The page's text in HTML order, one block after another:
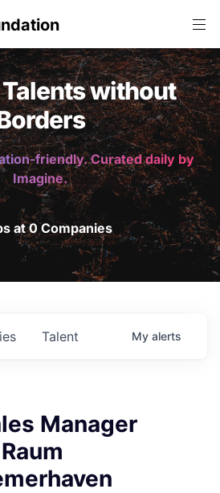
without
friendly. Curated daily by
Imagine.
at 0 Companies
Talent My alerts
Manager